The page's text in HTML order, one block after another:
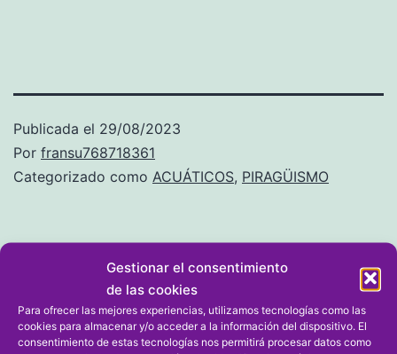
Gestionar el consentimiento
de las cookies
Para ofrecer las mejores experiencias, utilizamos tecnologías como las
cookies para almacenar y/o acceder a la información del dispositivo. El
consentimiento de estas tecnologías nos permitirá procesar datos como
Publicada el 29/08/2023
Por fransu768718361
Categorizado como ACUÁTICOS, PIRAGÜISMO
1 comentario